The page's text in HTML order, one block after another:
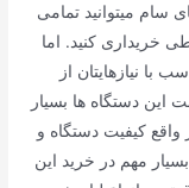
سام میتوانید تمامی
خریداری کنید. اما
نیازهایتان از
این دستگاه ها بسیار
واقع کیفیت دستگاه و
مهم در خرید این